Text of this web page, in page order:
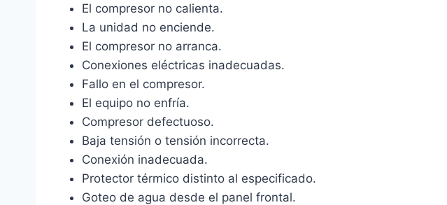
El compresor no calienta.
La unidad no enciende.
El compresor no arranca.
Conexiones eléctricas inadecuadas.
Fallo en el compresor.
El equipo no enfría.
Compresor defectuoso.
Baja tensión o tensión incorrecta.
Conexión inadecuada.
Protector térmico distinto al especificado.
Goteo de agua desde el panel frontal.